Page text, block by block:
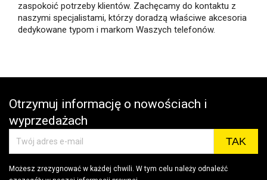
zaspokoić potrzeby klientów. Zachęcamy do kontaktu z
naszymi specjalistami, którzy doradzą właściwe akcesoria
dedykowane typom i markom Waszych telefonów.
Otrzymuj informację o nowościach i
wyprzedażach
Możesz zrezygnować w każdej chwili. W tym celu należy odnaleźć